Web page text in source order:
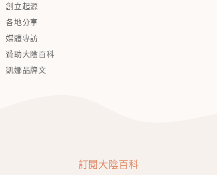
創立起源
各地分享
媒體專訪
贊助大陰百科
凱娜品牌文
訂閱大陰百科